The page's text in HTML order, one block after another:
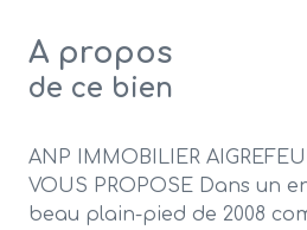
A propos
de ce bien
ANP IMMOBILIER
VOUS PROPOSE Dans un
beau plain-pied de 2008